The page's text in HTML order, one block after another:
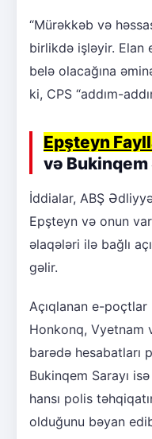
“Mürəkkəb və
birlikdə işləyir. Elan
belə olacağına
ki, CPS “addım-
Epşteyn
və Bukinqem
İddialar, ABŞ
Epşteyn və onun
əlaqələri ilə bağlı
gəlir.
Açıqlanan e-
Honkonq, Vyetnam
barədə hesabatları
Bukinqem Sarayı isə
hansı polis
olduğunu bəyan